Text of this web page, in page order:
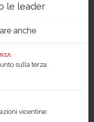
le leader
anche
sulla terza
vicentine: